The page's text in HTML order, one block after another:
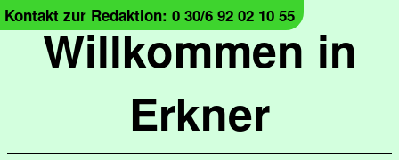
Willkommen in
Erkner
Kontakt zur Redaktion: 0 30/6 92 02 10 55